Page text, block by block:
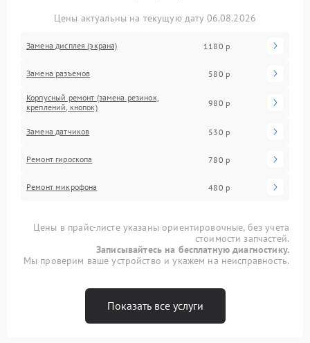
Цены актуальны на текущую дату 06.08.2026
Замена дисплея (экрана) 1180 р
Замена разъемов 580 р
Корпусный ремонт (замена резинок,
креплений, кнопок)
980 р
Замена датчиков 530 р
Ремонт гироскопа 780 р
Ремонт микрофона 480 р
Цены в прайс-листе указаны ориентировочные, без учета
стоимости запчастей.
Записывайтесь на бесплатную диагностику.
Мы проверим ваше устройство и укажем на неисправность.
Показать все услуги